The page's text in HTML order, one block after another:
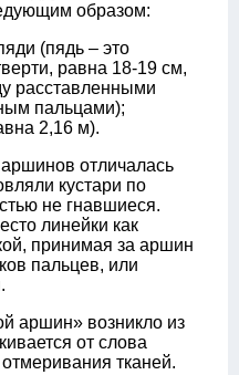
образом:
(пядь – это
равна 18-19 см,
расставленными
пальцами);
2,16 м).
отличалась
кустари по
не гнавшиеся.
линейки как
принимая за аршин
пальцев, или
аршин» возникло из
от слова
тканей.